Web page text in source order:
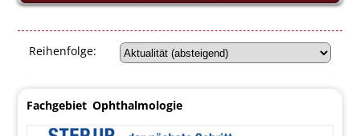
Reihenfolge:
Fachgebiet Ophthalmologie